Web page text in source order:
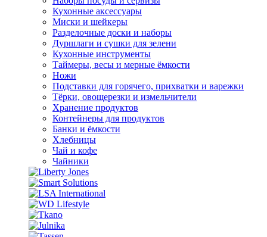
Кухонные аксессуары
Миски и шейкеры
Разделочные доски и наборы
Дуршлаги и сушки для зелени
Кухонные инструменты
Таймеры, весы и мерные ёмкости
Ножи
Подставки для горячего, прихватки и варежки
Тёрки, овощерезки и измельчители
Хранение продуктов
Контейнеры для продуктов
Банки и ёмкости
Хлебницы
Чай и кофе
Чайники